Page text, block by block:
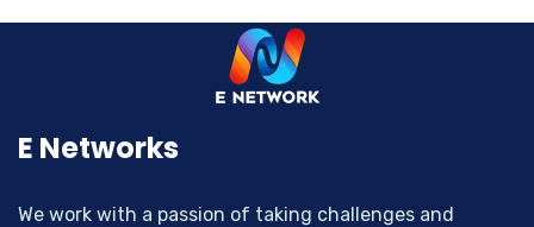
E Networks
We work with a passion of taking challenges and